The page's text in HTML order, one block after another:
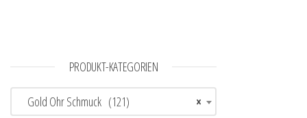
PRODUKT-KATEGORIEN
×
Gold Ohr Schmuck (121)